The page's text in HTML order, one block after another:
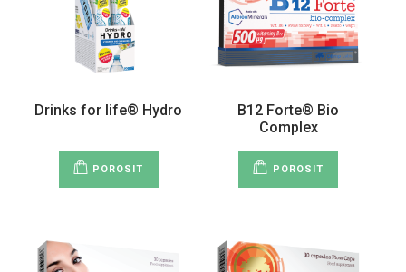
Drinks for life® Hydro
POROSIT
B12 Forte® Bio
Complex
POROSIT